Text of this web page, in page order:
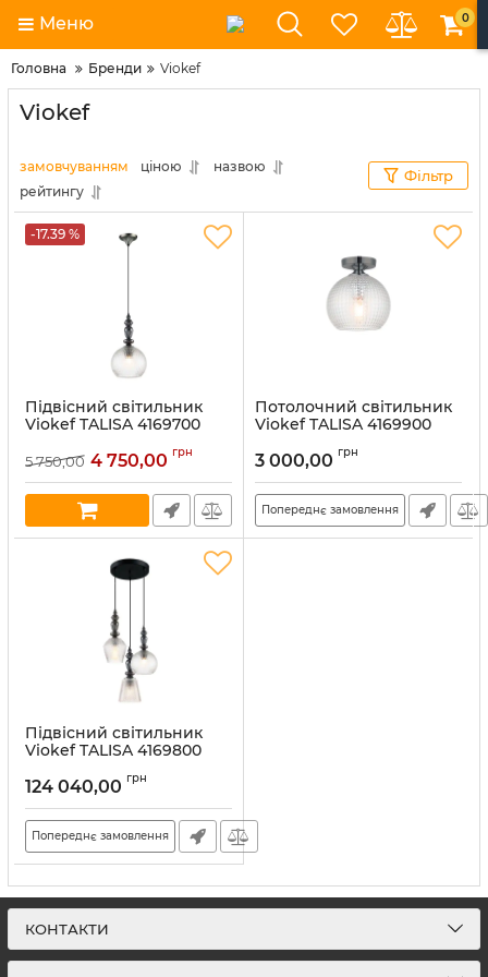
Меню 0
Головна Бренди Viokef
Viokef
замовчуванням ціною
назвою
рейтингу
Фільтр
-17.39 %
Підвісний світильник
Viokef TALISA 4169700
В наявності:
5 750,00 4 750,00 грн
Потолочний світильник
Viokef TALISA 4169900
3 000,00 грн
Попереднє замовлення
Підвісний світильник
Viokef TALISA 4169800
124 040,00 грн
Попереднє замовлення
КОНТАКТИ